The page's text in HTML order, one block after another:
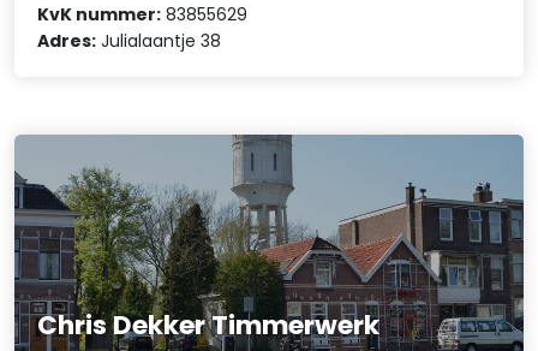
KvK nummer: 83855629
Adres: Julialaantje 38
Chris Dekker Timmerwerk